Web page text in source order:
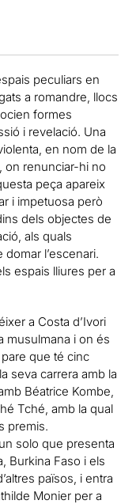
peculiars en
a romandre, llocs
formes
i revelació. Una
en nom de la
on renunciar-hi no
peça apareix
i impetuosa però
dels objectes de
als quals
domar l’escenari.
espais lliures per a
a Costa d’Ivori
musulmana i on és
pare que té cinc
seva carrera amb la
Béatrice Kombe,
Tché, amb la qual
premis.
solo que presenta
Burkina Faso i els
països, i entra
Monier per a